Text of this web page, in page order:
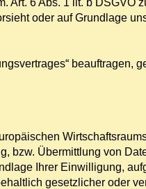
oder auf Grundlage
beauftragen,
bzw. Übermittlung von
Ihrer Einwilligung,
gesetzlicher oder